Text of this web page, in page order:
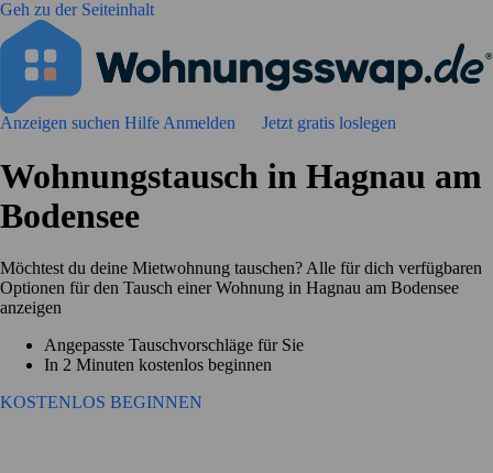
Geh zu der Seiteinhalt
Anzeigen suchen Hilfe Anmelden Jetzt gratis loslegen
Wohnungstausch in Hagnau am
Bodensee
Möchtest du deine Mietwohnung tauschen? Alle für dich verfügbaren
Optionen für den Tausch einer Wohnung in Hagnau am Bodensee
anzeigen
Angepasste Tauschvorschläge für Sie
In 2 Minuten kostenlos beginnen
KOSTENLOS BEGINNEN